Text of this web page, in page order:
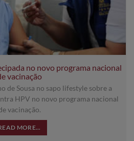
no novo programa nacional
vacinação
de Sousa no sapo lifestyle sobre a
HPV no novo programa nacional
vacinação.
MORE...